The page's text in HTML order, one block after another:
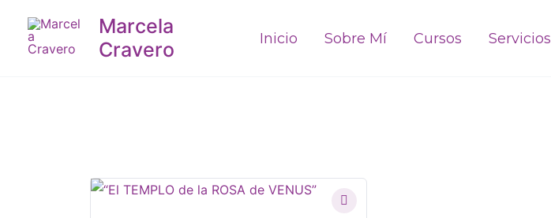
contenido
Marcela
Cravero
Inicio Sobre Mí Cursos Servicios